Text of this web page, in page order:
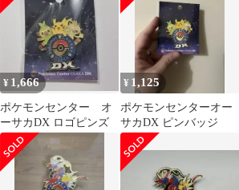
¥ 1,666
ポケモンセンター オ
ーサカDX ロゴピンズ
¥ 1,125
ポケモンセンターオー
サカDX ピンバッジ